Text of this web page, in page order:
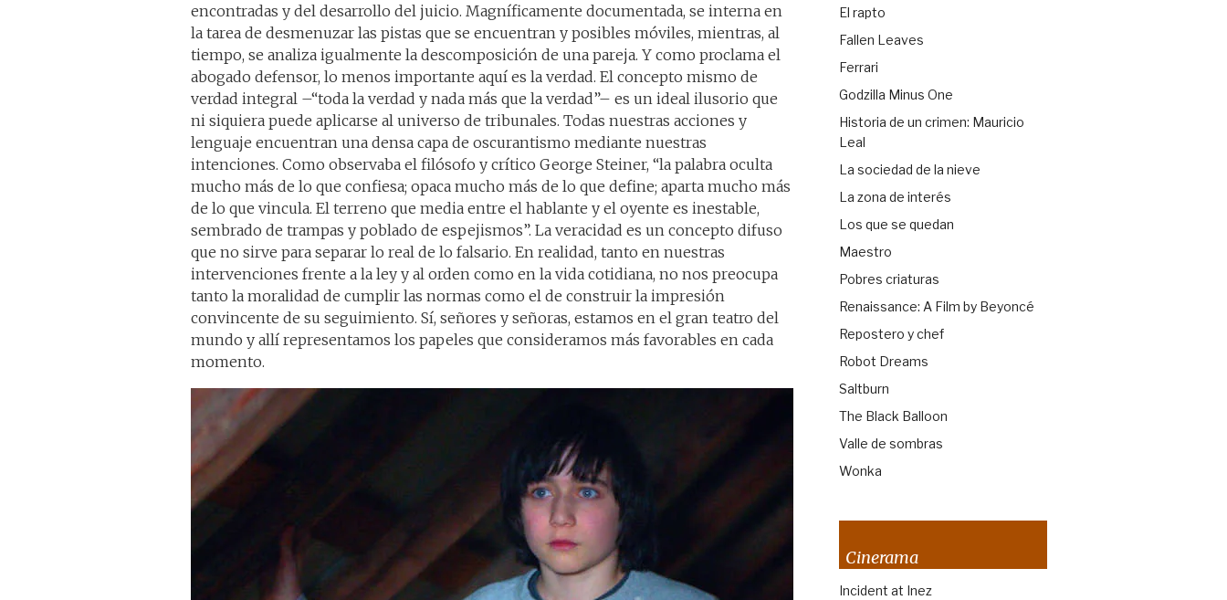
encontradas y del desarrollo del juicio. Magníficamente documentada, se interna en
la tarea de desmenuzar las pistas que se encuentran y posibles móviles, mientras, al
tiempo, se analiza igualmente la descomposición de una pareja. Y como proclama el
abogado defensor, lo menos importante aquí es la verdad. El concepto mismo de
verdad integral –“toda la verdad y nada más que la verdad”– es un ideal ilusorio que
ni siquiera puede aplicarse al universo de tribunales. Todas nuestras acciones y
lenguaje encuentran una densa capa de oscurantismo mediante nuestras
intenciones. Como observaba el filósofo y crítico George Steiner, “la palabra oculta
mucho más de lo que confiesa; opaca mucho más de lo que define; aparta mucho más
de lo que vincula. El terreno que media entre el hablante y el oyente es inestable,
sembrado de trampas y poblado de espejismos”. La veracidad es un concepto difuso
que no sirve para separar lo real de lo falsario. En realidad, tanto en nuestras
intervenciones frente a la ley y al orden como en la vida cotidiana, no nos preocupa
tanto la moralidad de cumplir las normas como el de construir la impresión
convincente de su seguimiento. Sí, señores y señoras, estamos en el gran teatro del
mundo y allí representamos los papeles que consideramos más favorables en cada
momento.
El rapto
Fallen Leaves
Ferrari
Godzilla Minus One
Historia de un crimen: Mauricio
Leal
La sociedad de la nieve
La zona de interés
Los que se quedan
Maestro
Pobres criaturas
Renaissance: A Film by Beyoncé
Repostero y chef
Robot Dreams
Saltburn
The Black Balloon
Valle de sombras
Wonka
Cinerama
Incident at Inez